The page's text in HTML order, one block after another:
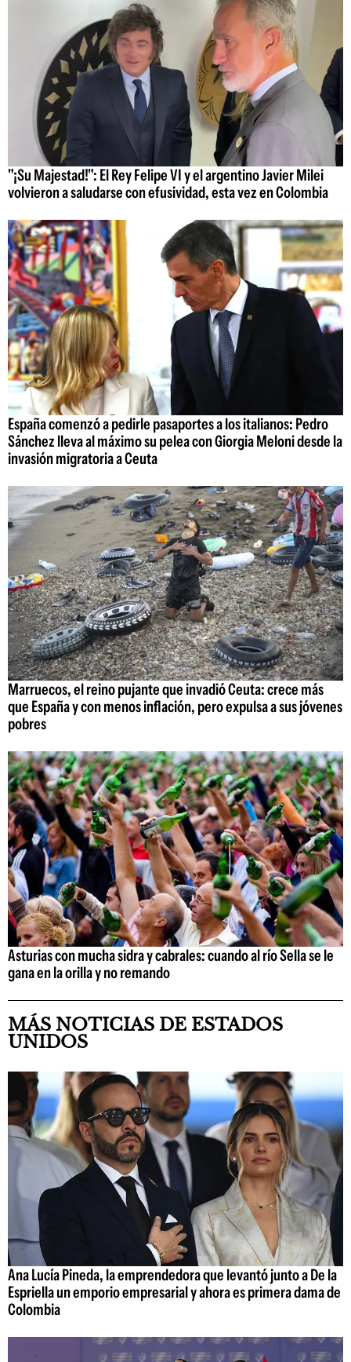
"¡Su Majestad!": El Rey Felipe VI y el argentino Javier Milei
volvieron a saludarse con efusividad, esta vez en Colombia
España comenzó a pedirle pasaportes a los italianos: Pedro
Sánchez lleva al máximo su pelea con Giorgia Meloni desde la
invasión migratoria a Ceuta
Marruecos, el reino pujante que invadió Ceuta: crece más
que España y con menos inflación, pero expulsa a sus jóvenes
pobres
Asturias con mucha sidra y cabrales: cuando al río Sella se le
gana en la orilla y no remando
MÁS NOTICIAS DE ESTADOS
UNIDOS
Ana Lucía Pineda, la emprendedora que levantó junto a De la
Espriella un emporio empresarial y ahora es primera dama de
Colombia